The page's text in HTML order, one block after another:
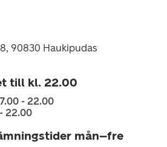
90830 Haukipudas
till kl. 22.00
- 22.00
22.00
mån–fre